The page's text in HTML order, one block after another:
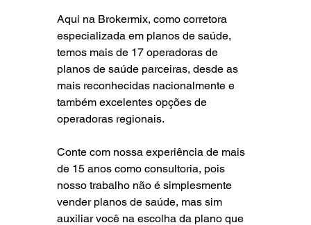
Aqui na Brokermix, como corretora
especializada em planos de saúde,
temos mais de 17 operadoras de
planos de saúde parceiras, desde as
mais reconhecidas nacionalmente e
também excelentes opções de
operadoras regionais.
Conte com nossa experiência de mais
de 15 anos como consultoria, pois
nosso trabalho não é simplesmente
vender planos de saúde, mas sim
auxiliar você na escolha da plano que